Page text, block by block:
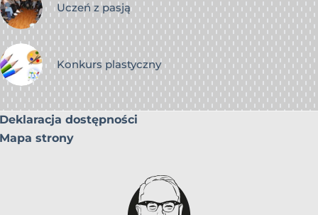
Uczeń z pasją
Konkurs plastyczny
Deklaracja dostępności
Mapa strony